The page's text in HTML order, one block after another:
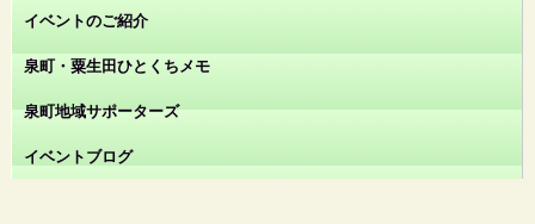
イベントのご紹介
泉町・粟生田ひとくちメモ
泉町地域サポーターズ
イベントブログ